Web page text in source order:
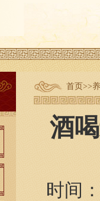
首页>>
酒
时间